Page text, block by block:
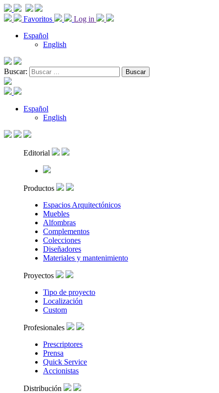
Favoritos
Log in
Español
English
Buscar:
Español
English
Editorial
Productos
Espacios Arquitectónicos
Muebles
Alfombras
Complementos
Colecciones
Diseñadores
Materiales y mantenimiento
Proyectos
Tipo de proyecto
Localización
Custom
Profesionales
Prescriptores
Prensa
Quick Service
Accionistas
Distribución